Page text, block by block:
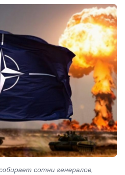
сотни генералов,